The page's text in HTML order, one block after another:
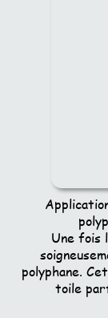
Une fois
polyphane.
toile